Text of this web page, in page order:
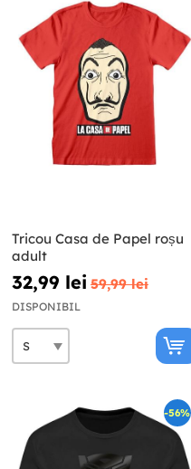
Tricou Casa de Papel roșu
adult
32,99 lei 59,99 lei
DISPONIBIL
-56%